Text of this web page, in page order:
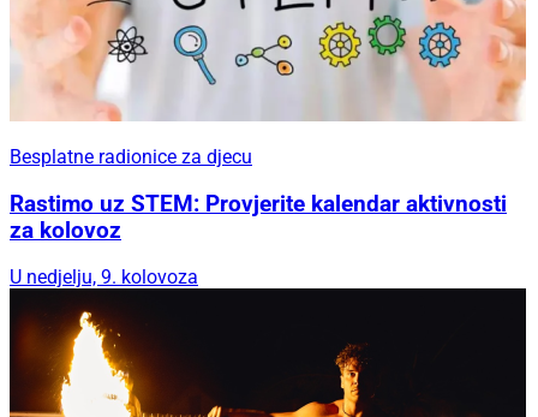
Besplatne radionice za djecu
Rastimo uz STEM: Provjerite kalendar aktivnosti
za kolovoz
U nedjelju, 9. kolovoza